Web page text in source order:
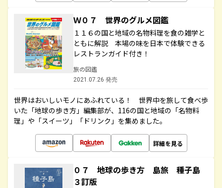
Ｗ０７ 世界のグルメ図鑑
１１６の国と地域の名物料理を食の雑学と
ともに解説 本場の味を日本で体験できる
レストランガイド付き！
旅の図鑑
2021.07.26 発売
世界はおいしいモノにあふれている！ 世界中を旅して食べ歩
いた「地球の歩き方」編集部が、116の国と地域の「名物料
理」や「スイーツ」「ドリンク」を集めました。
詳細を見る
０７ 地球の歩き方 島旅 種子島
３訂版